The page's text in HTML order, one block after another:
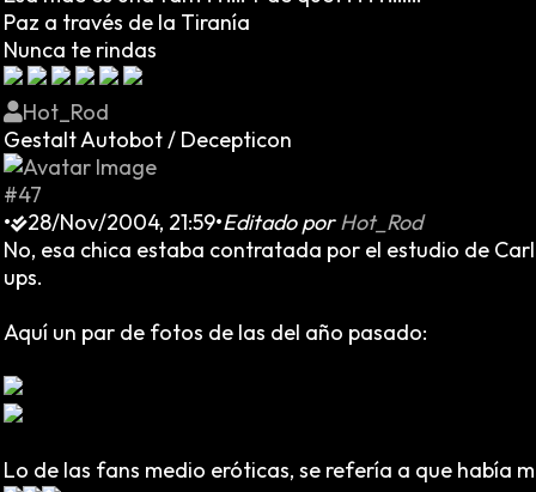
Paz a través de la Tiranía
Nunca te rindas
Hot_Rod
Gestalt Autobot / Decepticon
#47
•
28/Nov/2004, 21:59•Editado porHot_Rod
No, esa chica estaba contratada por el estudio de
ups.
Aquí un par de fotos de las del año pasado:
Lo de las fans medio eróticas, se refería a que había